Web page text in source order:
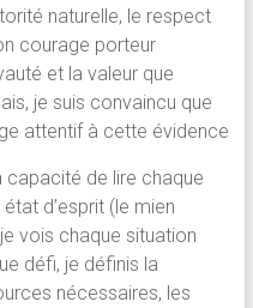
naturelle, le respect
courage porteur
et la valeur que
je suis convaincu que
attentif à cette évidence
capacité de lire chaque
d’esprit (le mien
vois chaque situation
défi, je définis la
nécessaires, les